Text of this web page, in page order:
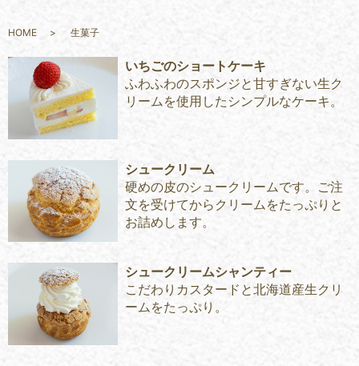
HOME 生菓子
いちごのショートケーキ
ふわふわのスポンジと甘すぎない生ク
リームを使用したシンプルなケーキ。
シュークリーム
硬めの皮のシュークリームです。ご注
文を受けてからクリームをたっぷりと
お詰めします。
シュークリームシャンティー
こだわりカスタードと北海道産生クリ
ームをたっぷり。